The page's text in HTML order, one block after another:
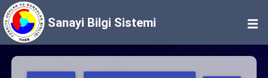
Sanayi Bilgi Sistemi